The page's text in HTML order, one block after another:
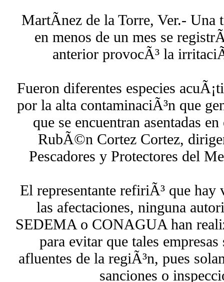
MartÃ­nez de la Torre, Ver.- Una
en menos de un mes se
anterior provocÃ³ la
Fueron diferentes especies
por la alta contaminaciÃ³n que
que se encuentran asentadas
RubÃ©n Cortez Cortez,
Pescadores y Protectores del
El representante refiriÃ³ que hay
las afectaciones, ninguna
SEDEMA o CONAGUA han
para evitar que tales
afluentes de la regiÃ³n, pues
sanciones o